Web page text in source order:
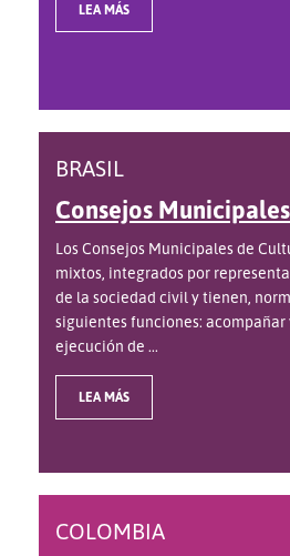
LEA MÁS
BRASIL
Consejos
Los Consejos Municipales de
mixtos, integrados por
de la sociedad civil y tienen,
siguientes funciones: acompañar
ejecución de ...
LEA MÁS
COLOMBIA